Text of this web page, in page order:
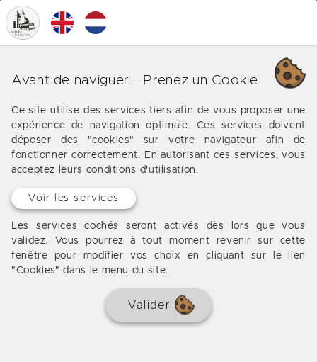
Nos différentes affaires sur
Les offres de notre agence immobilière vers
Andernos les Bains
Aucun bien à afficher
Avant de naviguer... Prenez un Cookie
Ce site utilise des services tiers afin de vous proposer une
expérience de navigation optimale. Ces services doivent
déposer des "cookies" sur votre navigateur afin de
fonctionner correctement. En autorisant ces services, vous
acceptez leurs conditions d'utilisation.
Voir les services
Les services cochés seront activés dès lors que vous
validez. Vous pourrez à tout moment revenir sur cette
fenêtre pour modifier vos choix en cliquant sur le lien
"Cookies" dans le menu du site.
Valider